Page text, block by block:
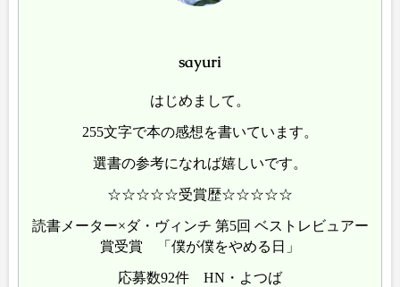
sayuri
はじめまして。
255文字で本の感想を書いています。
選書の参考になれば嬉しいです。
☆☆☆☆☆受賞歴☆☆☆☆☆
読書メーター×ダ・ヴィンチ 第5回 ベストレビュアー
賞受賞 「僕が僕をやめる日」
応募数92件 HN・よつば